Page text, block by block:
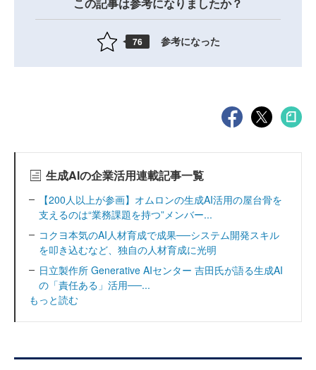
76 参考になった
生成AIの企業活用連載記事一覧
【200人以上が参画】オムロンの生成AI活用の屋台骨を
支えるのは“業務課題を持つ”メンバー...
コクヨ本気のAI人材育成で成果──システム開発スキル
を叩き込むなど、独自の人材育成に光明
日立製作所 Generative AIセンター 吉田氏が語る生成AI
の「責任ある」活用──...
もっと読む